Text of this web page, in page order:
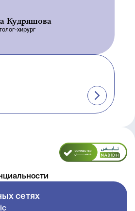
Кудряшова
хирург
сетях